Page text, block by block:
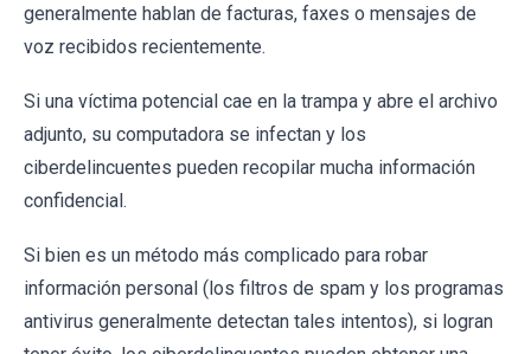
generalmente hablan de facturas, faxes o mensajes de
voz recibidos recientemente.
Si una víctima potencial cae en la trampa y abre el archivo
adjunto, su computadora se infectan y los
ciberdelincuentes pueden recopilar mucha información
confidencial.
Si bien es un método más complicado para robar
información personal (los filtros de spam y los programas
antivirus generalmente detectan tales intentos), si logran